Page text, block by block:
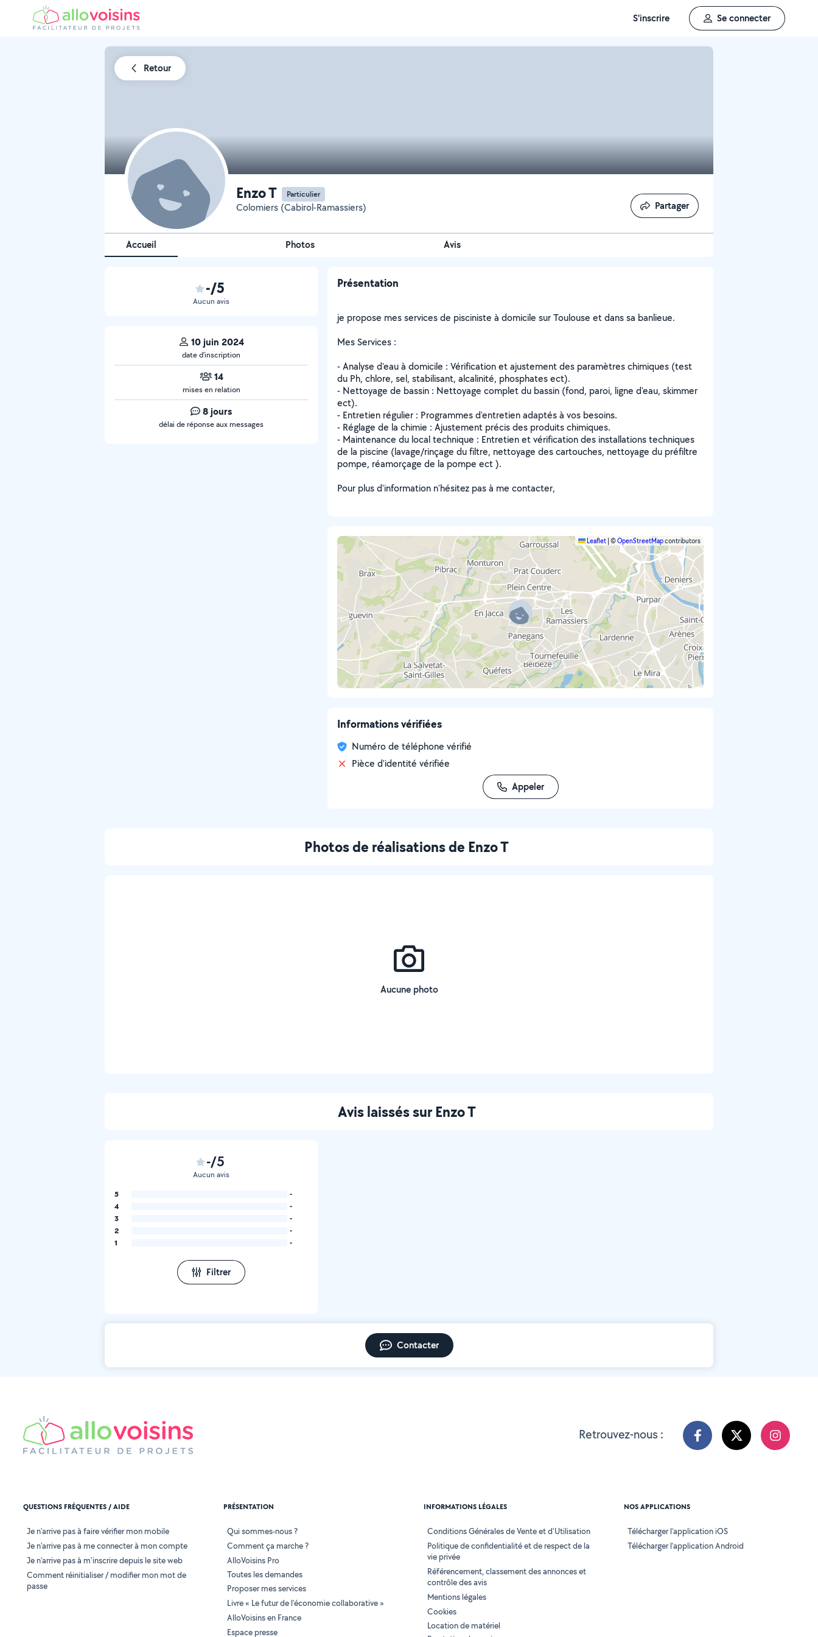
S'inscrire Se connecter
Retour
Enzo T Particulier
Colomiers (Cabirol-Ramassiers) Partager
Partager
Accueil Photos Avis
-/5
Aucun avis
10 juin 2024
date d’inscription
14
mises en relation
8 jours
délai de réponse aux messages
Présentation
je propose mes services de pisciniste à domicile sur Toulouse et dans sa banlieue.
Mes Services :
- Analyse d'eau à domicile : Vérification et ajustement des paramètres chimiques (test
du Ph, chlore, sel, stabilisant, alcalinité, phosphates ect).
- Nettoyage de bassin : Nettoyage complet du bassin (fond, paroi, ligne d'eau, skimmer
ect).
- Entretien régulier : Programmes d'entretien adaptés à vos besoins.
- Réglage de la chimie : Ajustement précis des produits chimiques.
- Maintenance du local technique : Entretien et vérification des installations techniques
de la piscine (lavage/rinçage du filtre, nettoyage des cartouches, nettoyage du préfiltre
pompe, réamorçage de la pompe ect ).
Pour plus d'information n'hésitez pas à me contacter,
Leaflet ©OpenStreetMapcontributors
Informations vérifiées
Numéro de téléphone vérifié
Pièce d'identité vérifiée
Appeler
Photos de réalisations de Enzo T
Aucune photo
Avis laissés sur Enzo T
-/5
Aucun avis
5
-
4
-
3
-
2
-
1
-
Filtrer
Contacter
Retrouvez-nous :
QUESTIONS FRÉQUENTES / AIDE
Je n'arrive pas à faire vérifier mon mobile
Je n'arrive pas à me connecter à mon compte
Je n'arrive pas à m'inscrire depuis le site web
Comment réinitialiser / modifier mon mot de
passe
PRÉSENTATION
Qui sommes-nous ?
Comment ça marche ?
AlloVoisins Pro
Toutes les demandes
Proposer mes services
Livre « Le futur de l'économie collaborative »
AlloVoisins en France
Espace presse
INFORMATIONS LÉGALES
Conditions Générales de Vente et d'Utilisation
Politique de confidentialité et de respect de la
vie privée
Référencement, classement des annonces et
contrôle des avis
Mentions légales
Cookies
Location de matériel
NOS APPLICATIONS
Télécharger l’application iOS
Télécharger l’application Android